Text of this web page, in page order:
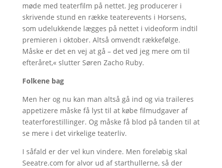
møde med teaterfilm på nettet. Jeg producerer i
skrivende stund en række teaterevents i Horsens,
som udelukkende lægges på nettet i videoform indtil
premieren i oktober. Altså omvendt rækkefølge.
Måske er det en vej at gå – det ved jeg mere om til
efteråret,« slutter Søren Zacho Ruby.
Folkene bag
Men her og nu kan man altså gå ind og via traileres
appetizere måske få lyst til at købe filmudgaver af
teaterforestillinger. Og måske få blod på tanden til at
se mere i det virkelige teaterliv.
I såfald er der vel kun vindere. Men foreløbig skal
Seeatre.com for alvor ud af starthullerne, så der